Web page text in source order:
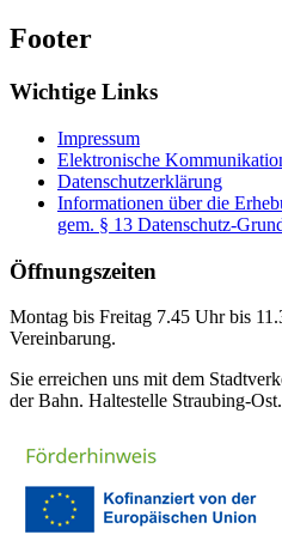
Footer
Wichtige Links
Impressum
Elektronische
Datenschutzerklärung
Informationen über die
gem. § 13 Datenschutz-
Öffnungszeiten
Montag bis Freitag 7.45 Uhr bis
Vereinbarung.
Sie erreichen uns mit dem
der Bahn. Haltestelle Straubing-Ost.